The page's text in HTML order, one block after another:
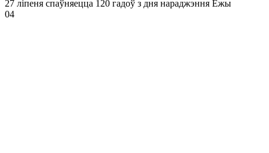
27 ліпеня спаўняецца 120 гадоў з дня нараджэння Ежы
04